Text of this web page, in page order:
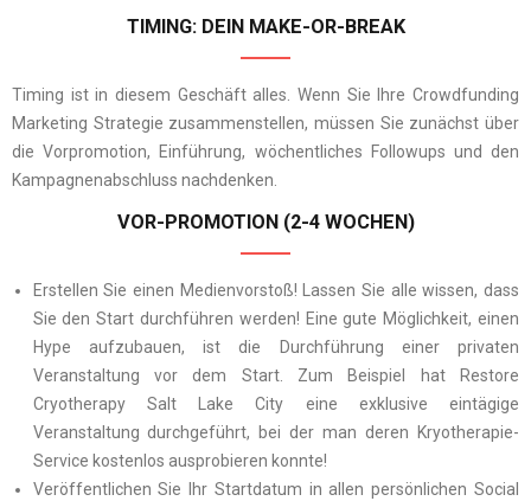
TIMING: DEIN MAKE-OR-BREAK
Timing ist in diesem Geschäft alles. Wenn Sie Ihre Crowdfunding
Marketing Strategie zusammenstellen, müssen Sie zunächst über
die Vorpromotion, Einführung, wöchentliches Followups und den
Kampagnenabschluss nachdenken.
VOR-PROMOTION (2-4 WOCHEN)
Erstellen Sie einen Medienvorstoß! Lassen Sie alle wissen, dass
Sie den Start durchführen werden! Eine gute Möglichkeit, einen
Hype aufzubauen, ist die Durchführung einer privaten
Veranstaltung vor dem Start. Zum Beispiel hat Restore
Cryotherapy Salt Lake City eine exklusive eintägige
Veranstaltung durchgeführt, bei der man deren Kryotherapie-
Service kostenlos ausprobieren konnte!
Veröffentlichen Sie Ihr Startdatum in allen persönlichen Social